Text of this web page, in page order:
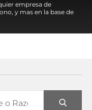
empresa de
y mas en la base de